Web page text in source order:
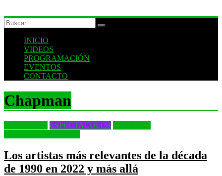
INICIO
VIDEOS
PROGRAMACIÓN
EVENTOS
CONTACTO
Chapman
ESPECTACULOS
Los artistas más relevantes de la década
de 1990 en 2022 y más allá